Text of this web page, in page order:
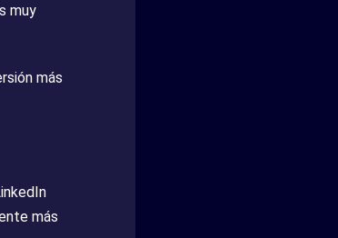
muy
más
más